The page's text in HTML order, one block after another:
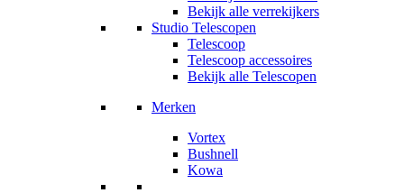
Bekijk alle verrekijkers
Studio Telescopen
Telescoop
Telescoop accessoires
Bekijk alle Telescopen
Merken
Vortex
Bushnell
Kowa